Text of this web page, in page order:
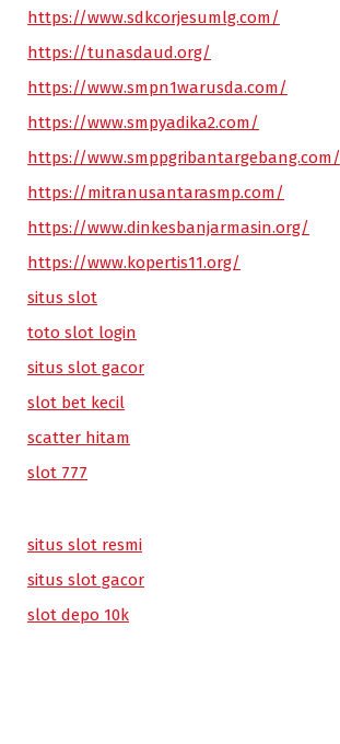
https://www.sdkcorjesumlg.com/
https://tunasdaud.org/
https://www.smpn1warusda.com/
https://www.smpyadika2.com/
https://www.smppgribantargebang.com/
https://mitranusantarasmp.com/
https://www.dinkesbanjarmasin.org/
https://www.kopertis11.org/
situs slot
toto slot login
situs slot gacor
slot bet kecil
scatter hitam
slot 777
situs slot resmi
situs slot gacor
slot depo 10k